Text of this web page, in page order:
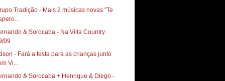
Tradição - Mais 2 músicas novas "Te
& Sorocaba - Na Villa Country
09
- Fará a festa para as crianças junto
Vi...
& Sorocaba + Henrique & Diego -